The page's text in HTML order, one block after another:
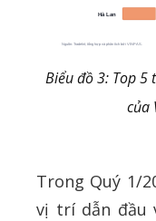
Biểu đồ 3: Top
của
Trong Quý 1/
vị trí dẫn đầu